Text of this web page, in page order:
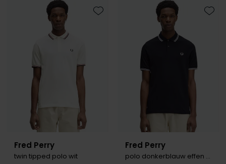
Giorgio
La Boucle
Ledub
Lindenmann
Mac
Tommy Hilfiger
Vanguard
Lange maten
Overhemden extra lang
Tommy Hilfiger
Vanguard
Fred Perry
twin tipped polo wit
Toevoegen aan favorieten
Fred Perry
polo donkerblauw effen katoen normale fit